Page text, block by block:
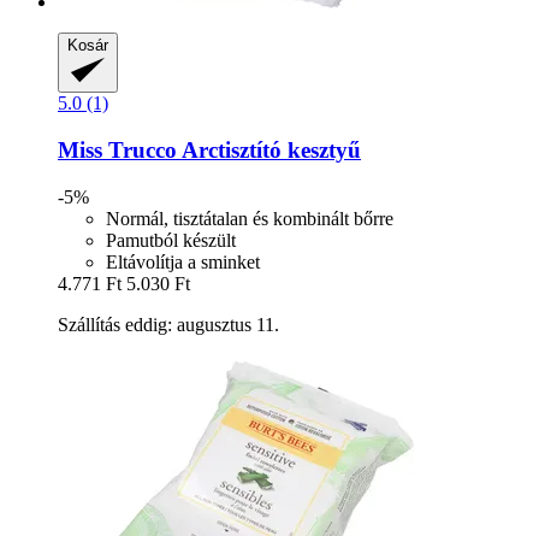
Kosár
5.0 (1)
Miss Trucco Arctisztító kesztyű
-5%
Normál, tisztátalan és kombinált bőrre
Pamutból készült
Eltávolítja a sminket
4.771 Ft 5.030 Ft
Szállítás eddig: augusztus 11.